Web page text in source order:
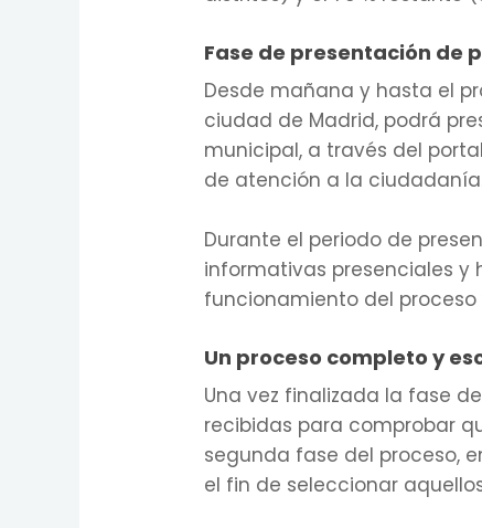
Fase de presentación de
Desde mañana y hasta el
ciudad de Madrid, podrá
municipal, a través del
de atención a la
Durante el periodo de
informativas presenciales y
funcionamiento del
Un proceso completo y
Una vez finalizada la fase
recibidas para comprobar
segunda fase del proceso,
el fin de seleccionar